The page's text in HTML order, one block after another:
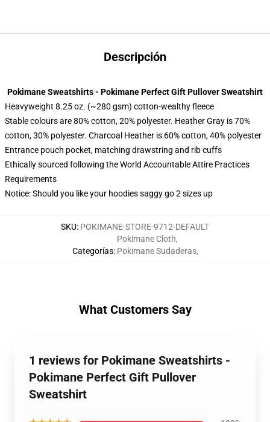
Descripción
Pokimane Sweatshirts - Pokimane Perfect Gift Pullover Sweatshirt
Heavyweight 8.25 oz. (~280 gsm) cotton-wealthy fleece
Stable colours are 80% cotton, 20% polyester. Heather Gray is 70%
cotton, 30% polyester. Charcoal Heather is 60% cotton, 40% polyester
Entrance pouch pocket, matching drawstring and rib cuffs
Ethically sourced following the World Accountable Attire Practices
Requirements
Notice: Should you like your hoodies saggy go 2 sizes up
SKU: POKIMANE-STORE-9712-DEFAULT
Categorías:
Pokimane Cloth,
Pokimane Sudaderas,
What Customers Say
1 reviews for Pokimane Sweatshirts -
Pokimane Perfect Gift Pullover
Sweatshirt